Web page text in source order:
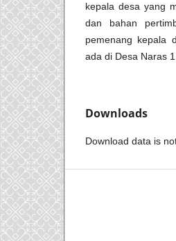
kepala desa yang
dan bahan
pemenang kepala
ada di Desa Naras
Downloads
Download data is